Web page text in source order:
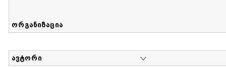
ორგანიზაცია
ავტორი